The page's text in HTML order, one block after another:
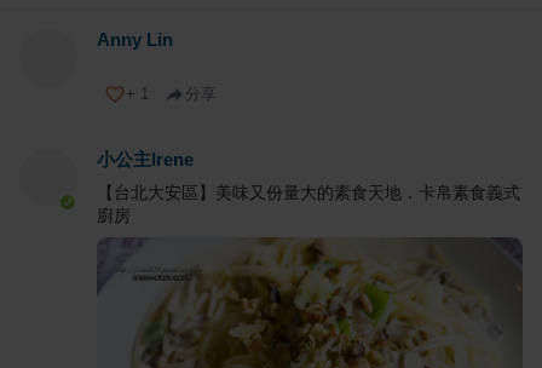
Anny Lin
+ 1 分享
小公主Irene
【台北大安區】美味又份量大的素食天地．卡帛素食義式
廚房